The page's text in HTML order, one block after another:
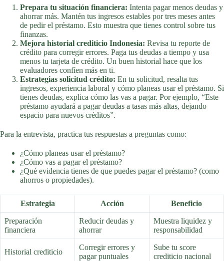
Prepara tu situación financiera: Intenta pagar menos deudas y
ahorrar más. Mantén tus ingresos estables por tres meses antes
de pedir el préstamo. Esto muestra que tienes control sobre tus
finanzas.
Mejora historial crediticio Indonesia: Revisa tu reporte de
crédito para corregir errores. Paga tus deudas a tiempo y usa
menos tu tarjeta de crédito. Un buen historial hace que los
evaluadores confíen más en ti.
Estrategias solicitud crédito: En tu solicitud, resalta tus
ingresos, experiencia laboral y cómo planeas usar el préstamo. Si
tienes deudas, explica cómo las vas a pagar. Por ejemplo, “Este
préstamo ayudará a pagar deudas a tasas más altas, dejando
espacio para nuevos créditos”.
Para la entrevista, practica tus respuestas a preguntas como:
¿Cómo planeas usar el préstamo?
¿Cómo vas a pagar el préstamo?
¿Qué evidencia tienes de que puedes pagar el préstamo? (como
ahorros o propiedades).
Estrategia Acción Beneficio
Preparación
financiera
Reducir deudas y
ahorrar
Muestra liquidez y
responsabilidad
Historial crediticio
Corregir errores y
pagar puntuales
Sube tu score
crediticio nacional